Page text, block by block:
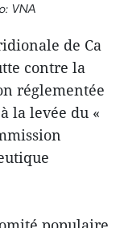
VNA
de Ca
contre la
réglementée
la levée du «